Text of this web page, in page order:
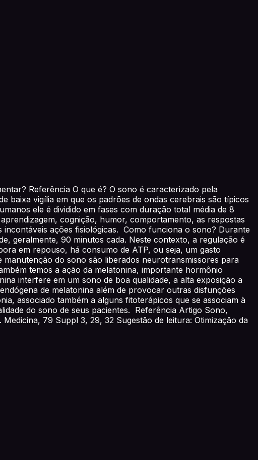
Referência O que é? O sono é caracterizado pela
baixa vigília em que os padrões de ondas cerebrais são típicos
ele é dividido em fases com duração total média de 8
cognição, humor, comportamento, as respostas
ações fisiológicas. Como funciona o sono? Durante
geralmente, 90 minutos cada. Neste contexto, a regulação é
em repouso, há consumo de ATP, ou seja, um gasto
do sono são liberados neurotransmissores para
temos a ação da melatonina, importante hormônio
interfere em um sono de boa qualidade, a alta exposição a
de melatonina além de provocar outras disfunções
associado também a alguns fitoterápicos que se associam à
do sono de seus pacientes. Referência Artigo Sono,
79 Suppl 3, 29, 32 Sugestão de leitura: Otimização da